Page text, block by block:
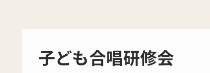
子ども合唱研修会